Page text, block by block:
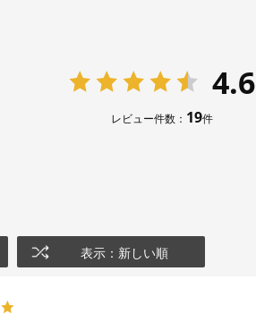
4.6
レビュー件数： 19件
表示：新しい順